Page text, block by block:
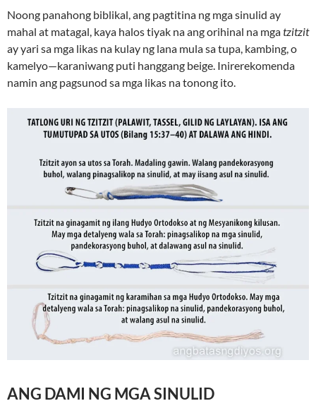
Noong panahong biblikal, ang pagtitina ng mga sinulid ay
mahal at matagal, kaya halos tiyak na ang orihinal na mgatzitzit
ay yari sa mga likas na kulay ng lana mula sa tupa, kambing, o
kamelyo—karaniwang puti hanggang beige. Inirerekomenda
namin ang pagsunod sa mga likas na tonong ito.
ANG DAMI NG MGA SINULID